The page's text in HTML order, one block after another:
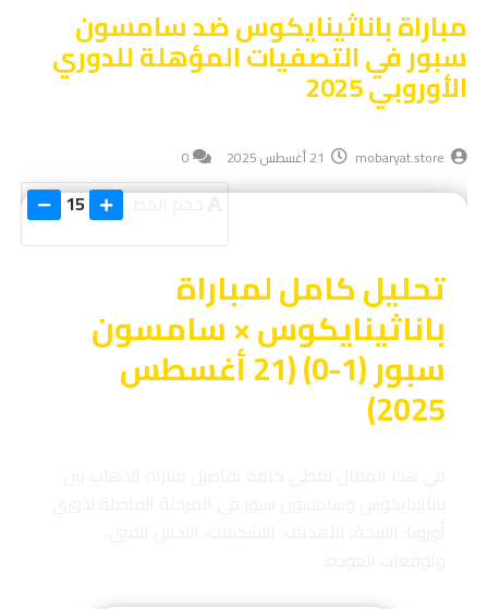
مباراة باناثينايكوس ضد سامسون
سبور في التصفيات المؤهلة للدوري
الأوروبي 2025
mobaryat.store
0
حجم الخط 15
تحليل كامل لمباراة
باناثينايكوس × سامسون
سبور (1-0) (21 أغسطس
2025)